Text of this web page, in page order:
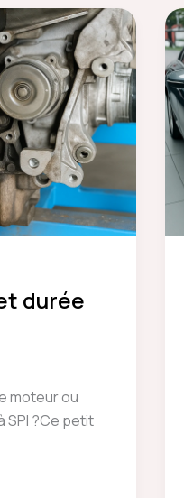
durée
moteur ou
SPI ?Ce petit